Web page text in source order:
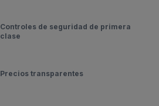
Controles de seguridad de primera
clase
Precios transparentes